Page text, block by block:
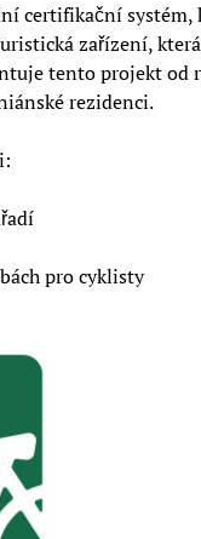
certifikační systém,
zařízení,
tento projekt od
rezidenci.
pro cyklisty